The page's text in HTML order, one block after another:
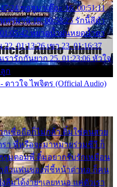
ขอสูมาเต๊อะ 16. 00:51:11
ทรมาน 18. 00:58:25 รักนี้สีดำ
01:05:42 หยาดน้ำฝนหยดน้ำตา
01:13:26 เขา 23. 01:16:37
รารักกันยาก 25. 01:23:06 หัวใจ
ลูก
ดาวใจ ไพจิตร (Official Audio)
กเชื่อถือก็ไม่กล้า ติ๋มใช่คนสวย
รา พี่หรือจะมาหมายร่วมชีวี ก็
รุมตอมพี่ ติ๋มอยากรับรักเหมือน
ลัวแฟนของพี่ชี้หน้าด่าทอ ก็คน
มได้ง่ายๆเลยหนอ แค่ตัวเรา